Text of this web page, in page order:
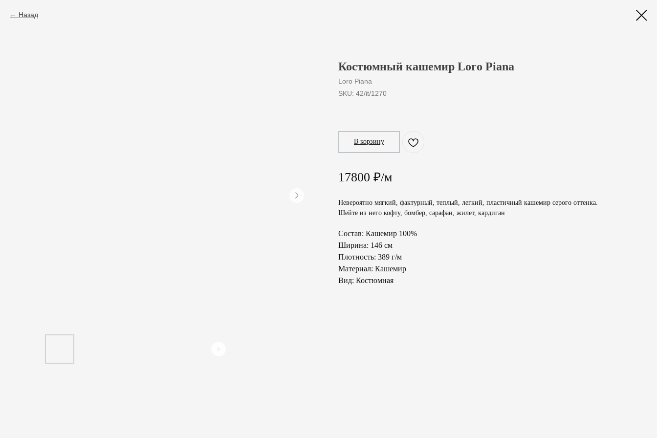
Назад
Костюмный кашемир Loro Piana
Loro Piana
SKU: 42/it/1270
В корзину
17800 ₽/м
Невероятно мягкий, фактурный, теплый, легкий, пластичный кашемир серого оттенка.
Шейте из него кофту, бомбер, сарафан, жилет, кардиган
Состав: Кашемир 100%
Ширина: 146 см
Плотность: 389 г/м
Материал: Кашемир
Вид: Костюмная